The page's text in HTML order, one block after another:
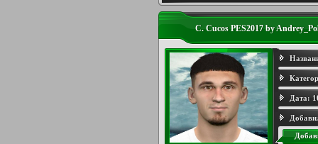
C. Cucos PES2017 by
Дата: